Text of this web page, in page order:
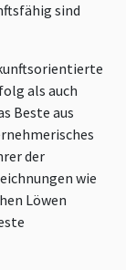
sind
als auch
Beste aus
der
wie
Löwen